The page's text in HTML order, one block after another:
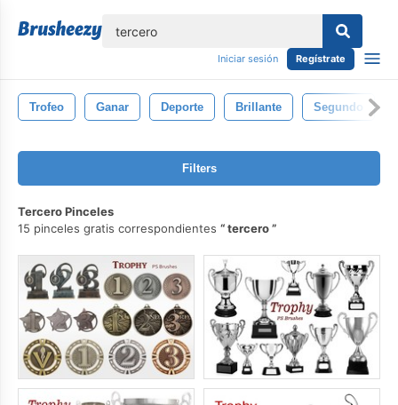
Iniciar sesión Regístrate
Trofeo Ganar Deporte Brillante Segundo
Filters
Tercero Pinceles
15 pinceles gratis correspondientes
tercero